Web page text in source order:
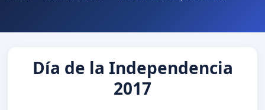
Día de la Independencia
2017